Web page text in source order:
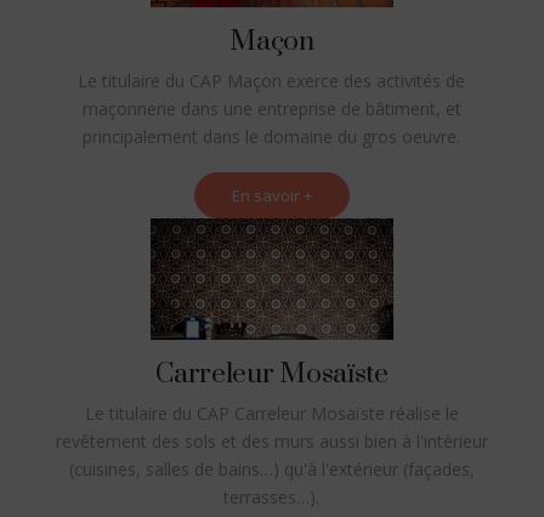
Maçon
Le titulaire du CAP Maçon exerce des activités de
maçonnerie dans une entreprise de bâtiment, et
principalement dans le domaine du gros oeuvre.
En savoir +
Carreleur Mosaïste
Le titulaire du CAP Carreleur Mosaïste réalise le
revêtement des sols et des murs aussi bien à l'intérieur
(cuisines, salles de bains…) qu'à l'extérieur (façades,
terrasses…).